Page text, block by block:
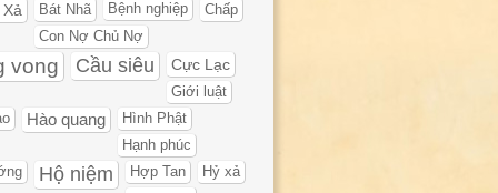
Bát Nhã Bệnh nghiệp Chấp
Con Nợ Chủ Nợ
vong Cầu siêu Cực Lạc
Giới luật
Hào quang
Hình Phật
Hạnh phúc
Hộ niệm Hợp Tan Hỷ xả